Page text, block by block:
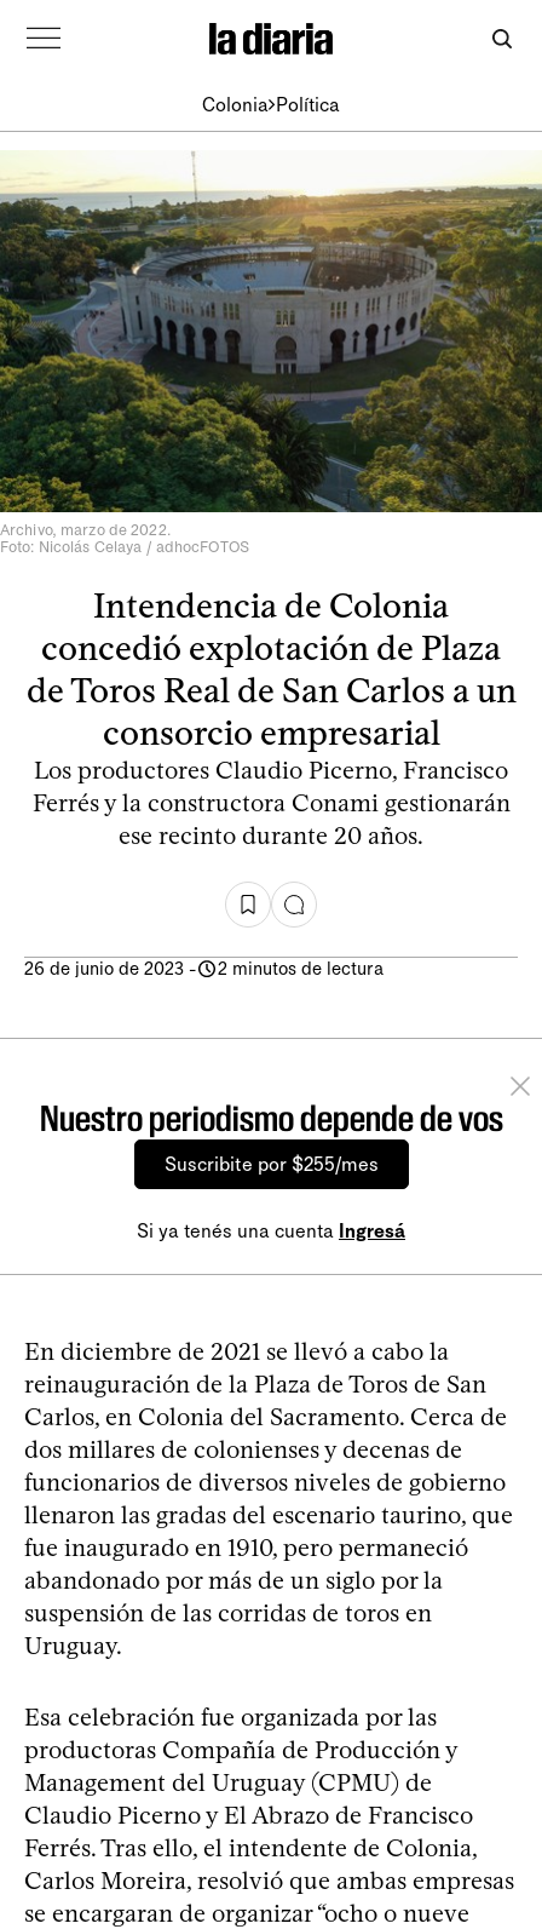
Colonia Política
Archivo, marzo de 2022.
Foto: Nicolás Celaya / adhocFOTOS
Intendencia de Colonia
concedió explotación de Plaza
de Toros Real de San Carlos a un
consorcio empresarial
Los productores Claudio Picerno, Francisco
Ferrés y la constructora Conami gestionarán
ese recinto durante 20 años.
26 de junio de 2023 - 2 minutos de lectura
Nuestro periodismo depende de vos
Suscribite por $255/mes
Si ya tenés una cuenta Ingresá
En diciembre de 2021 se llevó a cabo la
reinauguración de la Plaza de Toros de San
Carlos, en Colonia del Sacramento. Cerca de
dos millares de colonienses y decenas de
funcionarios de diversos niveles de gobierno
llenaron las gradas del escenario taurino, que
fue inaugurado en 1910, pero permaneció
abandonado por más de un siglo por la
suspensión de las corridas de toros en
Uruguay.
Esa celebración fue organizada por las
productoras Compañía de Producción y
Management del Uruguay (CPMU) de
Claudio Picerno y El Abrazo de Francisco
Ferrés. Tras ello, el intendente de Colonia,
Carlos Moreira, resolvió que ambas empresas
se encargaran de organizar “ocho o nueve